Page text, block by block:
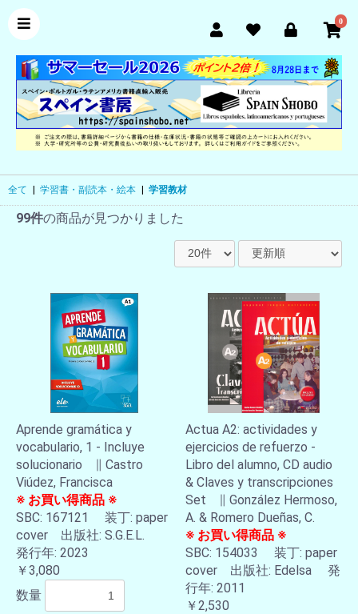
0
全て 学習書・副読本・絵本 学習教材
99件の商品が見つかりました
Aprende gramática y
vocabulario, 1 - Incluye
solucionario ∥ Castro
Viúdez, Francisca
※ お買い得商品 ※
SBC: 167121 装丁: paper
cover 出版社: S.G.E.L.
発行年: 2023
￥3,080
数量
Actua A2: actividades y
ejercicios de refuerzo -
Libro del alumno, CD audio
& Claves y transcripciones
Set ∥ González Hermoso,
A. & Romero Dueñas, C.
※ お買い得商品 ※
SBC: 154033 装丁: paper
cover 出版社: Edelsa 発
行年: 2011
￥2,530